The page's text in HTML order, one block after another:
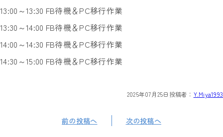
13:00～13:30 FB待機＆PC移行作業
13:30～14:00 FB待機＆PC移行作業
14:00～14:30 FB待機＆PC移行作業
14:30～15:00 FB待機＆PC移行作業
2025年07月25日 投稿者： Y.Miya1993
前の投稿へ 次の投稿へ